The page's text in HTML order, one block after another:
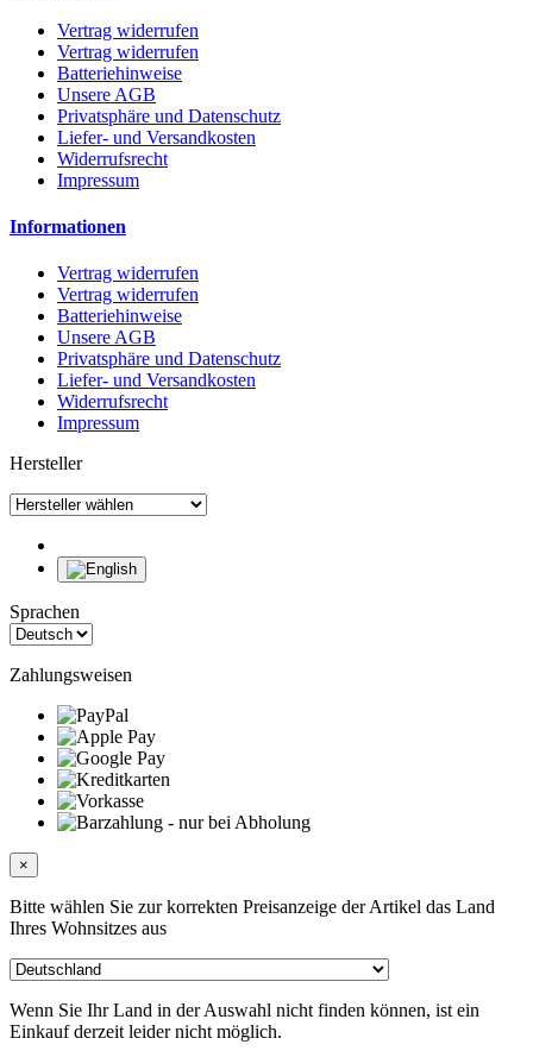
Vertrag widerrufen
Vertrag widerrufen
Batteriehinweise
Unsere AGB
Privatsphäre und Datenschutz
Liefer- und Versandkosten
Widerrufsrecht
Impressum
Informationen
Vertrag widerrufen
Vertrag widerrufen
Batteriehinweise
Unsere AGB
Privatsphäre und Datenschutz
Liefer- und Versandkosten
Widerrufsrecht
Impressum
Hersteller
Sprachen
Zahlungsweisen
×
Bitte wählen Sie zur korrekten Preisanzeige der Artikel das Land
Ihres Wohnsitzes aus
Wenn Sie Ihr Land in der Auswahl nicht finden können, ist ein
Einkauf derzeit leider nicht möglich.